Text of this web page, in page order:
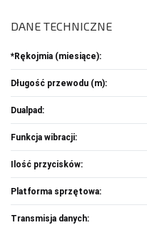
DANE TECHNICZNE
*Rękojmia (miesiące):
Długość przewodu (m):
Dualpad:
Funkcja wibracji:
Ilość przycisków:
Platforma sprzętowa:
Transmisja danych: